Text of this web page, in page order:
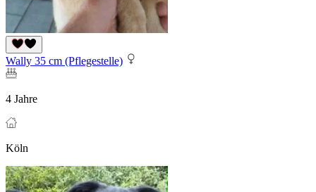
Wally 35 cm (Pflegestelle)
4 Jahre
Köln